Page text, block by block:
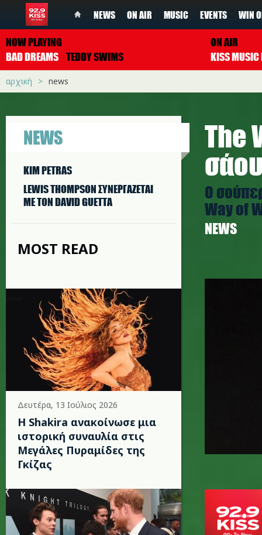
NEWS ON AIR MUSIC EVENTS WIN
NOW PLAYING
BAD DREAMS TEDDY SWIMS
ON AIR
αρχική news
NEWS
KIM PETRAS
LEWIS THOMPSON ΣΥΝΕΡΓAΖΕΤΑΙ
ΜΕ ΤΟΝ DAVID GUETTA
MOST READ
Δευτέρα, 13 Ιούλιος 2026
Η Shakira ανακοίνωσε μια
ιστορική συναυλία στις
Μεγάλες Πυραμίδες της
Γκίζας
The
Ο
Way of
NEWS